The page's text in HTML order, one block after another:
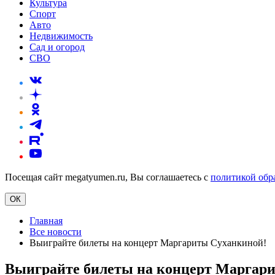
Культура
Спорт
Авто
Недвижимость
Сад и огород
СВО
Посещая сайт megatyumen.ru, Вы соглашаетесь с политикой
ОК
Главная
Все новости
Выиграйте билеты на концерт Маргариты Суханкиной!
Выиграйте билеты на концерт